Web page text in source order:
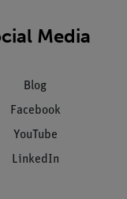
Media
Blog
Facebook
YouTube
LinkedIn